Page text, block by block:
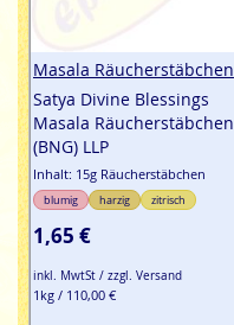
Masala Räucherstäbchen
Satya Divine Blessings
Masala Räucherstäbchen
(BNG) LLP
Inhalt: 15g Räucherstäbchen
blumig harzig zitrisch
1,65 €
inkl. MwtSt / zzgl. Versand
1kg / 110,00 €